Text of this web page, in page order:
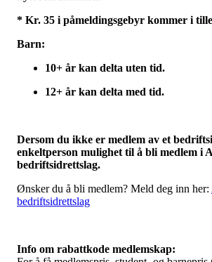
* Kr. 35 i påmeldingsgebyr kommer i
Barn:
10+ år kan delta uten tid.
12+ år kan delta med tid.
Dersom du ikke er medlem av et
enkeltperson mulighet til å bli medlem i
bedriftsidrettslag.
Ønsker du å bli medlem? Meld deg inn her:
bedriftsidrettslag
Info om rabattkode medlemskap: